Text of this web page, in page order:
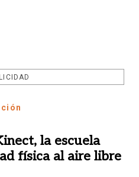
la escuela
física al aire libre